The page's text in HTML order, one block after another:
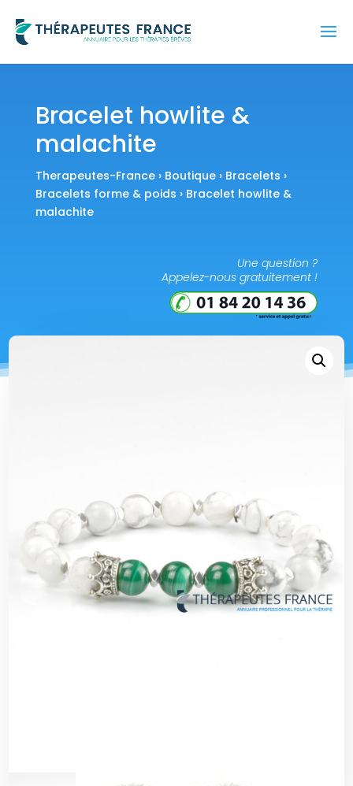
Bracelet howlite &
malachite
Therapeutes-France› Boutique› Bracelets ›
Bracelets forme & poids › Bracelet howlite &
malachite
Une question ?
Appelez-nous gratuitement !